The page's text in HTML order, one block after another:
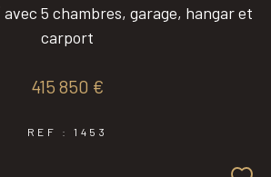
avec 5 chambres, garage, hangar et
carport
415 850 €
REF : 1453